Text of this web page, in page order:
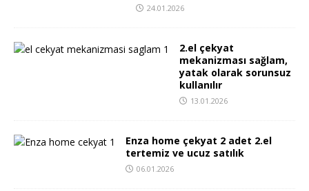
24.01.2026
2.el çekyat
mekanizması sağlam,
yatak olarak sorunsuz
kullanılır
13.01.2026
Enza home çekyat 2 adet 2.el
tertemiz ve ucuz satılık
06.01.2026